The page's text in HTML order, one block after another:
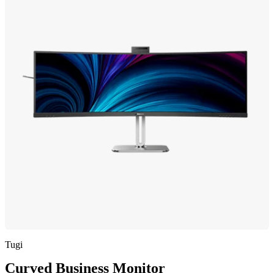
Tugi
Curved Business Monitor